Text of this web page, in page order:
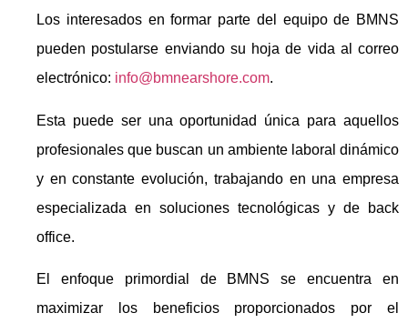
Los interesados en formar parte del equipo de BMNS
pueden postularse enviando su hoja de vida al correo
electrónico: info@bmnearshore.com.
Esta puede ser una oportunidad única para aquellos
profesionales que buscan un ambiente laboral dinámico
y en constante evolución, trabajando en una empresa
especializada en soluciones tecnológicas y de back
office.
El enfoque primordial de BMNS se encuentra en
maximizar los beneficios proporcionados por el